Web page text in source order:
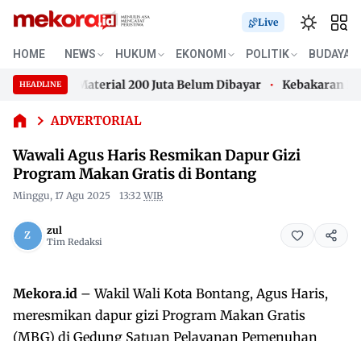
Live
HOME NEWS HUKUM EKONOMI POLITIK BUDAYA
HEADLINE
Buntut Material 200 Juta Belum Dibayar Kebakaran
Buntut Material 200 Juta Belum Dibayar
ADVERTORIAL
Agus
Haris
Resmikan
Gizi
Program
Makan
Gratis di
Bontang
Wawali Agus Haris Resmikan Dapur Gizi
Program Makan Gratis di Bontang
Minggu, 17 Agu 2025 13:32 WIB
zul
Tim Redaksi
Mekora.id – Wakil Wali Kota Bontang, Agus Haris,
meresmikan dapur gizi Program Makan Gratis
(MBG) di Gedung Satuan Pelayanan Pemenuhan